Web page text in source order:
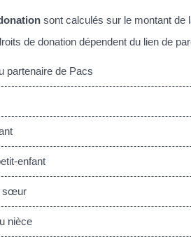
sont calculés sur le montant de
de donation dépendent du lien de
partenaire de Pacs
enfant
sœur
nièce